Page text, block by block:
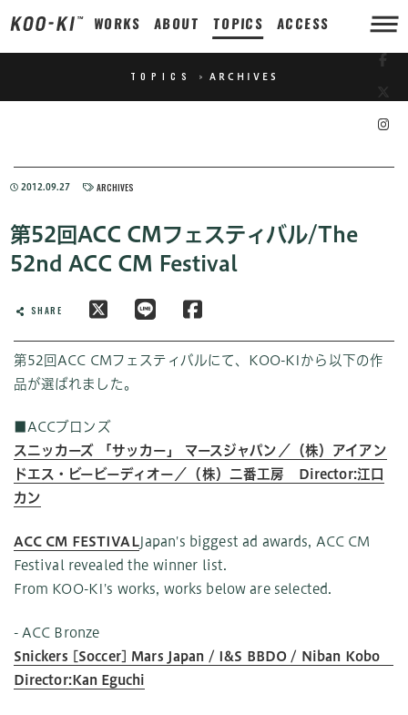
WORKS ABOUT TOPICS ACCESS
TOPICS > ARCHIVES
2012.09.27 ARCHIVES
第52回ACC CMフェスティバル/The
52nd ACC CM Festival
SHARE
第52回ACC CMフェスティバルにて、KOO-KIから以下の作
品が選ばれました。
■ACCブロンズ
スニッカーズ 「サッカー」 マースジャパン／（株）アイアン
ドエス・ビービーディオー／（株）二番工房 Director:江口
カン
ACC CM FESTIVALJapan's biggest ad awards, ACC CM
Festival revealed the winner list.
From KOO-KI's works, works below are selected.
- ACC Bronze
Snickers [Soccer] Mars Japan / I&S BBDO / Niban Kobo
Director:Kan Eguchi